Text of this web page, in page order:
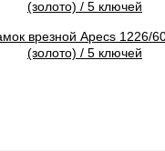
врезной Apecs 1226/
(золото) / 5 ключей